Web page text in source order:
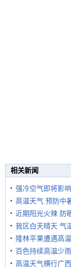
相关新闻
强冷空气即将影
高温天气 预防中
近期阳光火辣 防
我区白天晴天 气
隆林平果遭遇高
百色持续高温少
高温天气横行广